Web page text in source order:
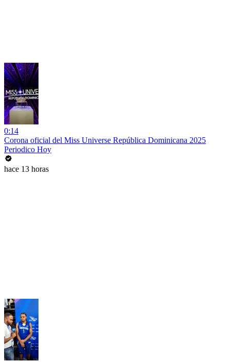
0:14
Corona oficial del Miss Universe República Dominicana 2025
Periodico Hoy
hace 13 horas